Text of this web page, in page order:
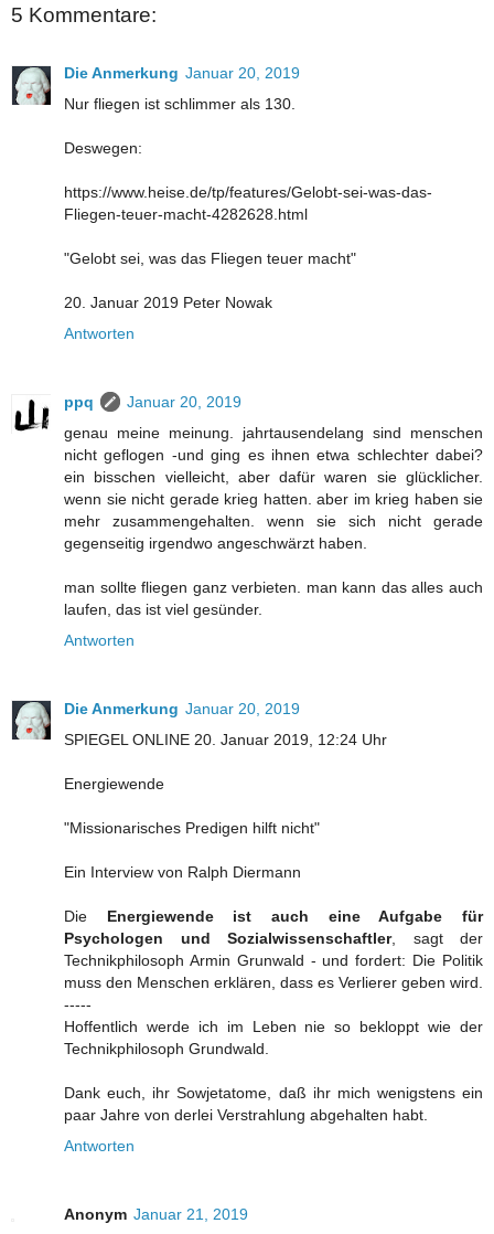
5 Kommentare:
Die Anmerkung Januar 20, 2019
Nur fliegen ist schlimmer als 130.
Deswegen:
https://www.heise.de/tp/features/Gelobt-sei-was-das-
Fliegen-teuer-macht-4282628.html
"Gelobt sei, was das Fliegen teuer macht"
20. Januar 2019 Peter Nowak
Antworten
ppq
Januar 20, 2019
genau meine meinung. jahrtausendelang sind menschen
nicht geflogen -und ging es ihnen etwa schlechter dabei?
ein bisschen vielleicht, aber dafür waren sie glücklicher.
wenn sie nicht gerade krieg hatten. aber im krieg haben sie
mehr zusammengehalten. wenn sie sich nicht gerade
gegenseitig irgendwo angeschwärzt haben.
man sollte fliegen ganz verbieten. man kann das alles auch
laufen, das ist viel gesünder.
Antworten
Die Anmerkung Januar 20, 2019
SPIEGEL ONLINE 20. Januar 2019, 12:24 Uhr
Energiewende
"Missionarisches Predigen hilft nicht"
Ein Interview von Ralph Diermann
Die Energiewende ist auch eine Aufgabe für
Psychologen und Sozialwissenschaftler, sagt der
Technikphilosoph Armin Grunwald - und fordert: Die Politik
muss den Menschen erklären, dass es Verlierer geben wird.
-----
Hoffentlich werde ich im Leben nie so bekloppt wie der
Technikphilosoph Grundwald.
Dank euch, ihr Sowjetatome, daß ihr mich wenigstens ein
paar Jahre von derlei Verstrahlung abgehalten habt.
Antworten
Anonym Januar 21, 2019